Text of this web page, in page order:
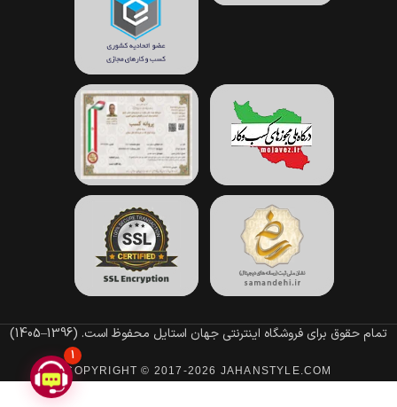
تمام حقوق برای فروشگاه اینترنتی جهان استایل محفوظ است. (1396–1405)
COPYRIGHT © 2017-2026 JAHANSTYLE.COM
1